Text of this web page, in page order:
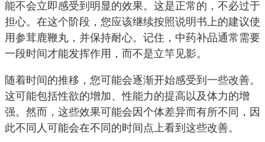
能不会立即感受到明显的效果。这是正常的，不必过于
担心。在这个阶段，您应该继续按照说明书上的建议使
用参茸鹿鞭丸，并保持耐心。记住，中药补品通常需要
一段时间才能发挥作用，而不是立竿见影。
随着时间的推移，您可能会逐渐开始感受到一些改善。
这可能包括性欲的增加、性能力的提高以及体力的增
强。然而，这些效果可能会因个体差异而有所不同，因
此不同人可能会在不同的时间点上看到这些改善。